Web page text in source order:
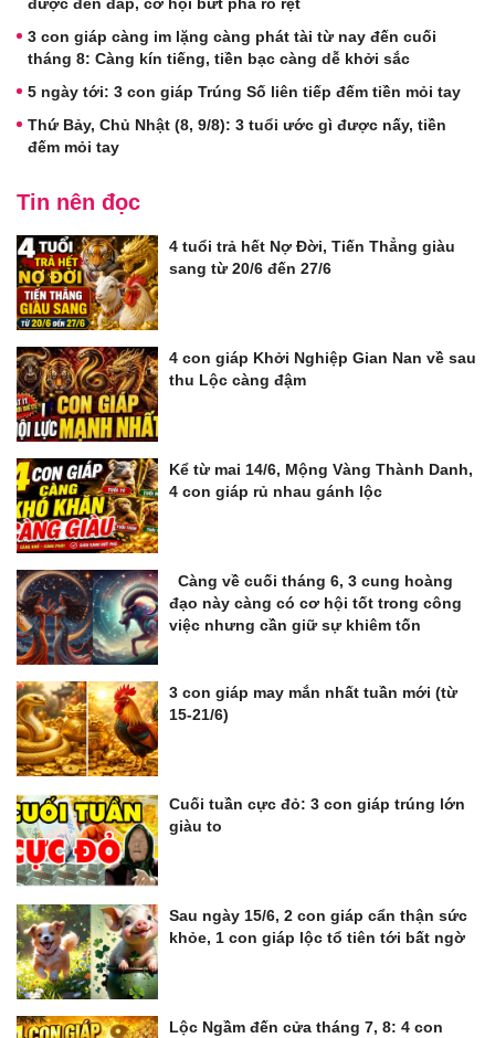
3 con giáp càng im lặng càng phát tài từ nay đến cuối
tháng 8: Càng kín tiếng, tiền bạc càng dễ khởi sắc
5 ngày tới: 3 con giáp Trúng Số liên tiếp đếm tiền mỏi tay
Thứ Bảy, Chủ Nhật (8, 9/8): 3 tuổi ước gì được nấy, tiền
đếm mỏi tay
Tin nên đọc
4 tuổi trả hết Nợ Đời, Tiến Thẳng giàu
sang từ 20/6 đến 27/6
4 con giáp Khởi Nghiệp Gian Nan về sau
thu Lộc càng đậm
Kể từ mai 14/6, Mộng Vàng Thành Danh,
4 con giáp rủ nhau gánh lộc
Càng về cuối tháng 6, 3 cung hoàng
đạo này càng có cơ hội tốt trong công
việc nhưng cần giữ sự khiêm tốn
3 con giáp may mắn nhất tuần mới (từ
15-21/6)
Cuối tuần cực đỏ: 3 con giáp trúng lớn
giàu to
Sau ngày 15/6, 2 con giáp cẩn thận sức
khỏe, 1 con giáp lộc tổ tiên tới bất ngờ
Lộc Ngầm đến cửa tháng 7, 8: 4 con